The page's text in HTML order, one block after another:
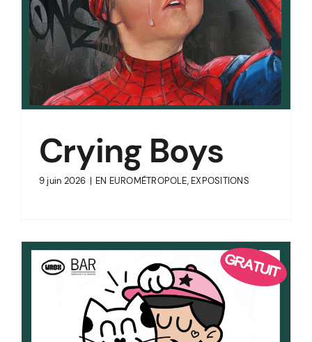
Crying Boys
9 juin 2026 | EN EUROMÉTROPOLE, EXPOSITIONS